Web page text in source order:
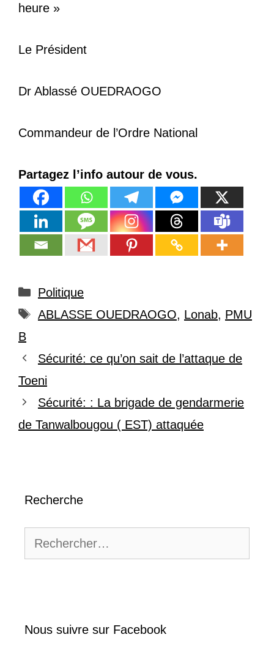
heure »
Le Président
Dr Ablassé OUEDRAOGO
Commandeur de l’Ordre National
Partagez l’info autour de vous.
Catégories
Politique
Étiquettes
ABLASSE OUEDRAOGO, Lonab, PMU
B
Sécurité: ce qu’on sait de l’attaque de
Toeni
Sécurité: : La brigade de gendarmerie
de Tanwalbougou ( EST) attaquée
Recherche
Nous suivre sur Facebook